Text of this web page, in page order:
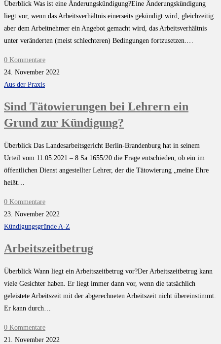
Überblick Was ist eine Änderungskündigung?Eine Änderungskündigung
liegt vor, wenn das Arbeitsverhältnis einerseits gekündigt wird, gleichzeitig
aber dem Arbeitnehmer ein Angebot gemacht wird, das Arbeitsverhältnis
unter veränderten (meist schlechteren) Bedingungen fortzusetzen.…
0 Kommentare
24. November 2022
Aus der Praxis
Sind Tätowierungen bei Lehrern ein
Grund zur Kündigung?
Überblick Das Landesarbeitsgericht Berlin-Brandenburg hat in seinem
Urteil vom 11.05.2021 – 8 Sa 1655/20 die Frage entschieden, ob ein im
öffentlichen Dienst angestellter Lehrer, der die Tätowierung „meine Ehre
heißt…
0 Kommentare
23. November 2022
Kündigungsgründe A-Z
Arbeitszeitbetrug
Überblick Wann liegt ein Arbeitszeitbetrug vor?Der Arbeitszeitbetrug kann
viele Gesichter haben. Er liegt immer dann vor, wenn die tatsächlich
geleistete Arbeitszeit mit der abgerechneten Arbeitszeit nicht übereinstimmt.
Er kann durch…
0 Kommentare
21. November 2022